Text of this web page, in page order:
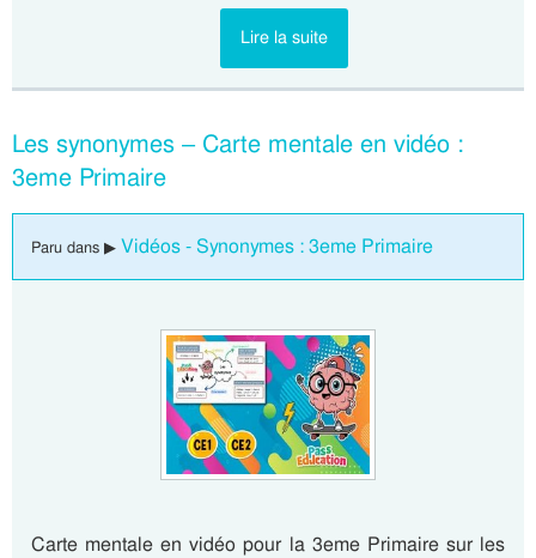
Lire la suite
Les synonymes – Carte mentale en vidéo :
3eme Primaire
Paru dans ▶ Vidéos - Synonymes : 3eme Primaire
Carte mentale en vidéo pour la 3eme Primaire sur les